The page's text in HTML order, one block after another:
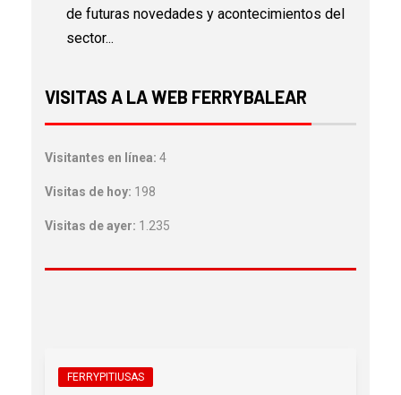
de futuras novedades y acontecimientos del
sector...
VISITAS A LA WEB FERRYBALEAR
Visitantes en línea: 4
Visitas de hoy: 198
Visitas de ayer: 1.235
FERRYPITIUSAS